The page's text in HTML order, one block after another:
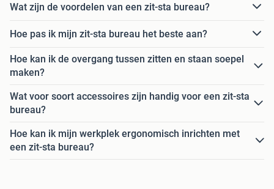
Wat zijn de voordelen van een zit-sta bureau?
Hoe pas ik mijn zit-sta bureau het beste aan?
Hoe kan ik de overgang tussen zitten en staan soepel
maken?
Wat voor soort accessoires zijn handig voor een zit-sta
bureau?
Hoe kan ik mijn werkplek ergonomisch inrichten met
een zit-sta bureau?